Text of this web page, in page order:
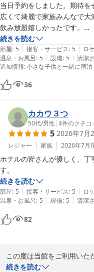
熱海温泉 熱海 ホテル渚
2026-06-02
当日予約をしました。期待
広くて綺麗で家族みんなで
飲み放題嬉しかったです。
ありがとうございました。
続きを読む
部屋: 5 | 接客・サービス: 5 | ロ
温泉・お風呂: 5 | 設備: 5 | 清潔さ
追加情報:小さな子供と一緒に宿泊
36
カカウ３つ
50代/男性 |4件のクチコ
5 2026年7月
レジャー 家族 2026年7月
ホテルの皆さんが優しく、
す。
続きを読む
部屋: 5 | 接客・サービス: 5 | ロ
温泉・お風呂: 5 | 設備: 5 | 清潔さ
82
この度は当館をご利用いた
続きを読む